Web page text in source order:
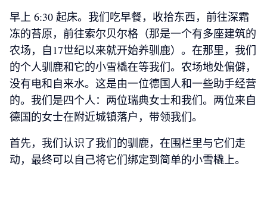
早上 6:30 起床。我们吃早餐，收拾东西，前往深霜
冻的苔原，前往索尔贝尔格（那是一个有多座建筑的
农场，自17世纪以来就开始养驯鹿）。在那里，我们
的个人驯鹿和它的小雪橇在等我们。农场地处偏僻，
没有电和自来水。这是由一位德国人和一些助手经营
的。我们是四个人：两位瑞典女士和我们。两位来自
德国的女士在附近城镇落户，带领我们。
首先，我们认识了我们的驯鹿，在围栏里与它们走
动，最终可以自己将它们绑定到简单的小雪橇上。